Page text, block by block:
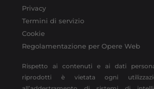
Privacy
Termini di servizio
Cookie
Regolamentazione per Opere Web
Rispetto ai contenuti e ai dati
riprodotti è vietata ogni